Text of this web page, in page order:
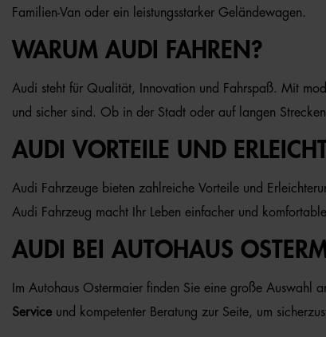
Familien-Van oder ein leistungsstarker Geländewagen.
WARUM AUDI FAHREN?
Audi steht für Qualität, Innovation und Fahrspaß. Mit
und sicher sind. Ob in der Stadt oder auf langen
AUDI VORTEILE UND
Audi Fahrzeuge bieten zahlreiche Vorteile und
Audi Fahrzeug macht Ihr Leben einfacher und
AUDI BEI AUTOHAUS
Im Autohaus Ostermaier finden Sie eine große Auswahl
Service und kompetenter Beratung zur Seite, um